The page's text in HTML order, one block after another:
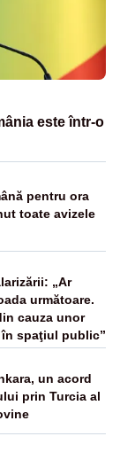
este într-o
pentru ora
toate avizele
„Ar
următoare.
cauza unor
spaţiul public”
un acord
prin Turcia al